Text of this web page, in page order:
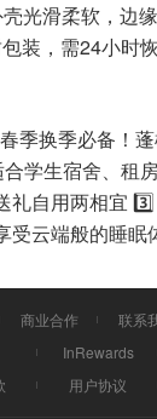
光滑柔软，边
装，需24小时
季换季必备！
学生宿舍、租
礼自用两相宜
受云端般的睡眠
商业合作 联系
InRewards
用户协议